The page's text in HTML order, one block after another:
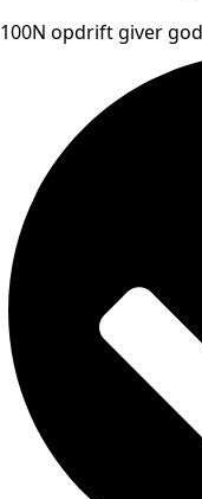
100N opdrift giver